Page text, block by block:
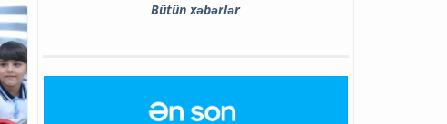
Bütün xəbərlər